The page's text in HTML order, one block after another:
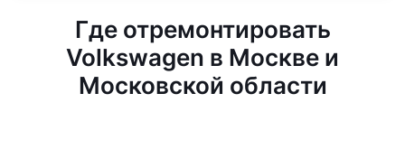
Где отремонтировать
Volkswagen в Москве и
Московской области